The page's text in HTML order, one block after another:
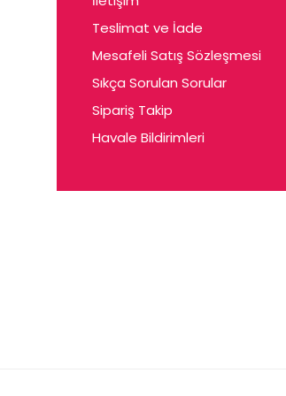
Cerin
Ceta
Ceyda
Chris
Ciey
Cleo
Teslimat ve İade
Mesafeli Satış Sözleşmesi
Sıkça Sorulan Sorular
Sipariş Takip
Havale Bildirimleri